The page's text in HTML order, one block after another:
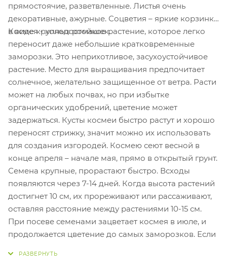
прямостоячие, разветвленные. Листья очень
декоративные, ажурные. Соцветия – яркие корзинки
в виде крупных ромашек.
Космея - холодостойкое растение, которое легко
переносит даже небольшие кратковременные
заморозки. Это неприхотливое, засухоустойчивое
растение. Место для выращивания предпочитает
солнечное, желательно защищенное от ветра. Расти
может на любых почвах, но при избытке
органических удобрений, цветение может
задержаться. Кусты космеи быстро растут и хорошо
переносят стрижку, значит можно их использовать
для создания изгородей. Космею сеют весной в
конце апреля – начале мая, прямо в открытый грунт.
Семена крупные, прорастают быстро. Всходы
появляются через 7-14 дней. Когда высота растений
достигнет 10 см, их прореживают или рассаживают,
оставляя расстояние между растениями 10-15 см.
При посеве семенами зацветает космея в июле, и
продолжается цветение до самых заморозков. Если